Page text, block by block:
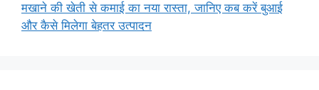
मखाने की खेती से कमाई का नया रास्ता, जानिए कब करें बुआई
और कैसे मिलेगा बेहतर उत्पादन